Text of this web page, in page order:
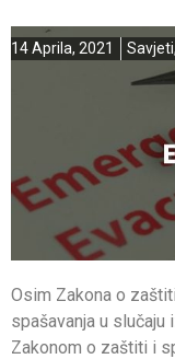
14 Aprila, 2021 Savjeti,
Osim Zakona o
spašavanja u
Zakonom o zaštiti i